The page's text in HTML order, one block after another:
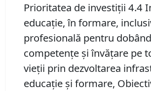
Prioritatea de investiții 4.4
educație, în formare,
profesională pentru
competențe și învățare pe
vieții prin dezvoltarea
educație și formare,